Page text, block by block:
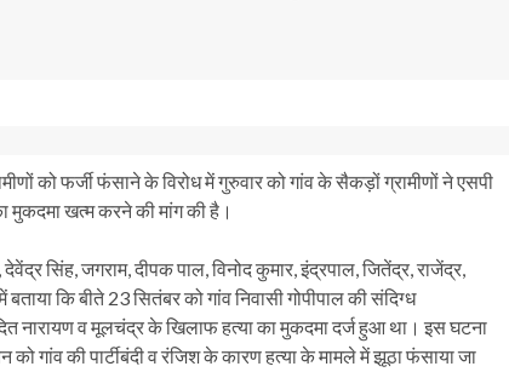
को फर्जी फंसाने के विरोध में गुरुवार को गांव के सैकड़ों ग्रामीणों ने एसपी
मुकदमा खत्म करने की मांग की है।
सिंह, जगराम, दीपक पाल, विनोद कुमार, इंद्रपाल, जितेंद्र, राजेंद्र,
कि बीते 23 सितंबर को गांव निवासी गोपीपाल की संदिग्ध
नारायण व मूलचंद्र के खिलाफ हत्या का मुकदमा दर्ज हुआ था। इस घटना
गांव की पार्टीबंदी व रंजिश के कारण हत्या के मामले में झूठा फंसाया जा